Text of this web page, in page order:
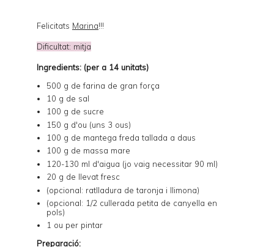
Felicitats Marina!!!
Dificultat: mitja
Ingredients: (per a 14 unitats)
500 g de farina de gran força
10 g de sal
100 g de sucre
150 g d'ou (uns 3 ous)
100 g de mantega freda tallada a daus
100 g de massa mare
120-130 ml d'aigua (jo vaig necessitar 90 ml)
20 g de llevat fresc
(opcional: ratlladura de taronja i llimona)
(opcional: 1/2 cullerada petita de canyella en
pols)
1 ou per pintar
Preparació: